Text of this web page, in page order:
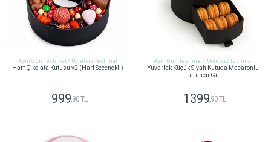
Aynı Gün Teslimat / Ücretsiz Teslimat
Harf Çikolata Kutusu v2 (Harf Seçenekli)
999,90 TL
Aynı Gün Teslimat / Ücretsiz Teslimat
Yuvarlak Küçük Siyah Kutuda Macaronlu
Turuncu Gül
1399,90 TL